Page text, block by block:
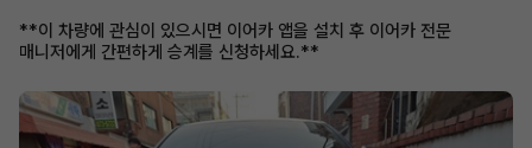
**이 차량에 관심이 있으시면 이어카 앱을 설치 후 이어카 전문
매니저에게 간편하게 승계를 신청하세요.**